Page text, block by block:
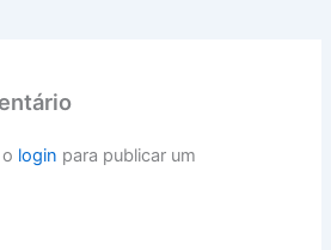
login para publicar um